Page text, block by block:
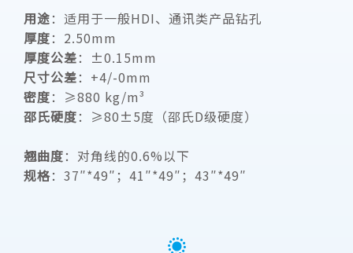
用途：适用于一般HDI、通讯类产品钻孔
厚度：2.50mm
厚度公差：±0.15mm
尺寸公差：+4/-0mm
密度：≥880 kg/m³
邵氏硬度：≥80±5度（邵氏D级硬度）
翘曲度：对角线的0.6%以下
规格：37″*49″；41″*49″；43″*49″